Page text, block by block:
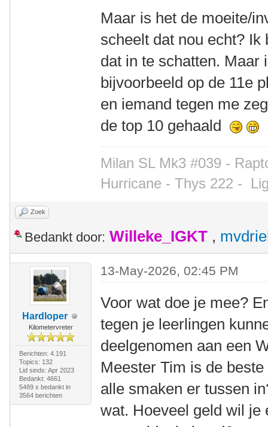
Maar is het de moeite/
scheelt dat nou echt?
dat in te schatten. Maar
bijvoorbeeld op de 11e
en iemand tegen me
de top 10 gehaald
Milan SL Mk3 #039 -
Hurricane - Thys 222 -
Zoek
Bedankt door: Willeke_IGKT ,
Hardloper
Kilometervreter
Berichten: 4.191
Topics: 132
Lid sinds: Apr 2023
Bedankt: 4661
5489 x bedankt in
3564 berichten
13-May-2026, 02:45 PM
Voor wat doe je mee?
tegen je leerlingen
deelgenomen aan een
Meester Tim is de
alle smaken er tussen
wat. Hoeveel geld wil je